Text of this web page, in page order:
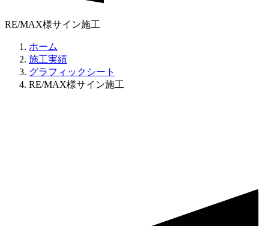
RE/MAX様サイン施工
ホーム
施工実績
グラフィックシート
RE/MAX様サイン施工